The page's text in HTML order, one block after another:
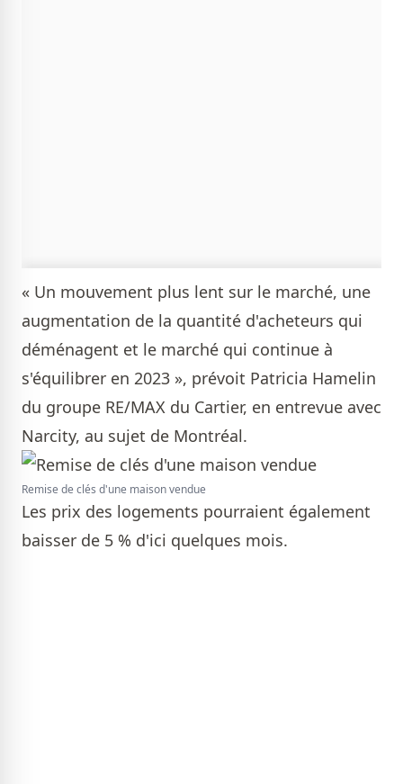
« Un mouvement plus lent sur le marché, une
augmentation de la quantité d'acheteurs qui
déménagent et le marché qui continue à
s'équilibrer en 2023 », prévoit Patricia Hamelin
du groupe RE/MAX du Cartier, en entrevue avec
Narcity, au sujet de Montréal.
Remise de clés d'une maison vendue
Les prix des logements pourraient également
baisser de 5 % d'ici quelques mois.